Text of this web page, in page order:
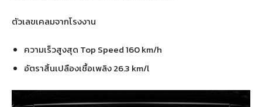
ตัวเลขเคลมจากโรงงาน
ความเร็วสูงสุด Top Speed 160 km/h
อัตราสิ้นเปลืองเชื้อเพลิง 26.3 km/l